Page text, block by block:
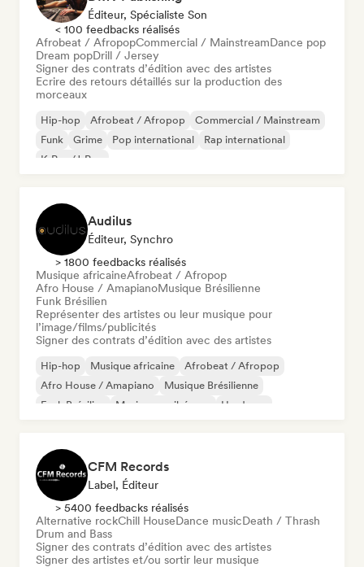
Éditeur, Spécialiste Son
< 100 feedbacks réalisés
Afrobeat / AfropopCommercial / MainstreamDance pop
Dream popDrill / Jersey
Signer des contrats d’édition avec des artistes
Ecrire des retours détaillés sur la production des
morceaux
Hip-hop Afrobeat / Afropop
Commercial / Mainstream
Funk
Grime Pop international
Rap international
K-Pop/J-Pop
Audilus
Éditeur, Synchro
> 1800 feedbacks réalisés
Musique africaineAfrobeat / Afropop
Afro House / AmapianoMusique Brésilienne
Funk Brésilien
Représenter des artistes ou leur musique pour
l’image/films/publicités
Signer des contrats d’édition avec des artistes
Hip-hop Musique africaine
Afrobeat / Afropop
Afro House / Amapiano
Musique Brésilienne
Funk Brésilien
Musique caribéenne Hardcore
CFM Records
Label, Éditeur
> 5400 feedbacks réalisés
Alternative rockChill HouseDance musicDeath / Thrash
Drum and Bass
Signer des contrats d’édition avec des artistes
Signer des artistes et/ou sortir leur musique